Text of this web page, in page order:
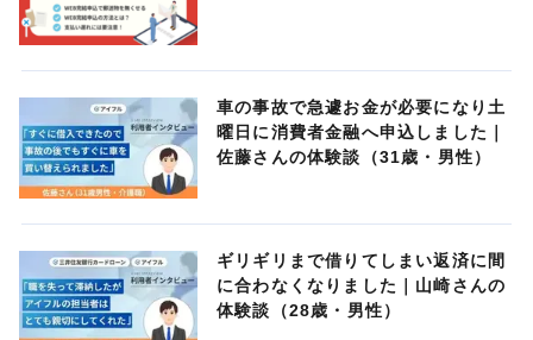
車の事故で急遽お金が必要になり土
曜日に消費者金融へ申込しました｜
佐藤さんの体験談（31歳・男性）
ギリギリまで借りてしまい返済に間
に合わなくなりました｜山崎さんの
体験談（28歳・男性）